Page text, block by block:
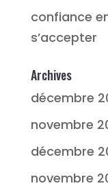
confiance
s’accepter
Archives
décembre
novembre
décembre
novembre